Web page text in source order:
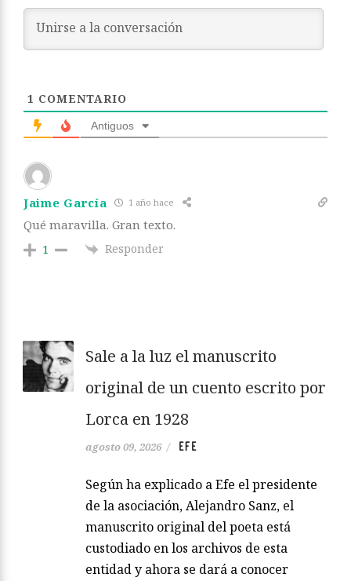
1 COMENTARIO
Antiguos
Jaime García 1 año hace
Qué maravilla. Gran texto.
1 Responder
Sale a la luz el manuscrito
original de un cuento escrito por
Lorca en 1928
agosto 09, 2026 / EFE
Según ha explicado a Efe el presidente
de la asociación, Alejandro Sanz, el
manuscrito original del poeta está
custodiado en los archivos de esta
entidad y ahora se dará a conocer